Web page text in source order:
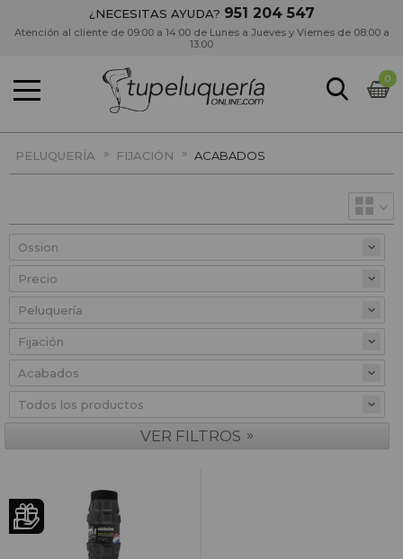
¿NECESITAS AYUDA? 951 204 547
Atención al cliente de 09:00 a 14:00 de Lunes a Jueves y Viernes de 08:00 a
13:00
0
PELUQUERÍA » FIJACIÓN » ACABADOS
Precio
VER FILTROS »